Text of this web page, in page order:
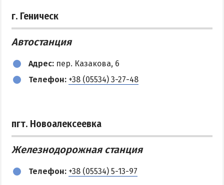
г. Геническ
Автостанция
Адрес: пер. Казакова, 6
Телефон: +38 (05534) 3-27-48
пгт. Новоалексеевка
Железнодорожная станция
Телефон: +38 (05534) 5-13-97